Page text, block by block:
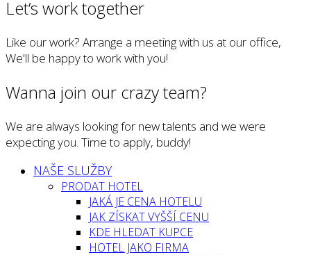
Let’s work together
Like our work? Arrange a meeting with us at our office,
We'll be happy to work with you!
Wanna join our crazy team?
We are always looking for new talents and we were
expecting you. Time to apply, buddy!
NAŠE SLUŽBY
PRODAT HOTEL
JAKÁ JE CENA HOTELU
JAK ZÍSKAT VYŠŠÍ CENU
KDE HLEDAT KUPCE
HOTEL JAKO FIRMA